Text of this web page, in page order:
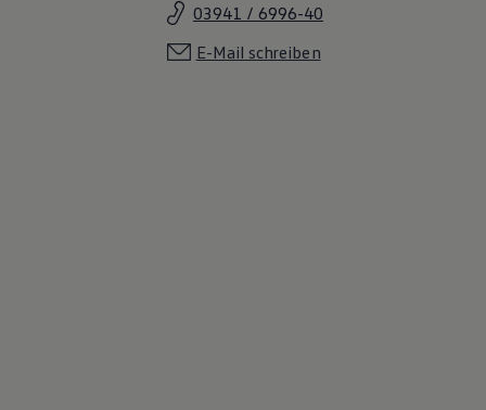
03941 / 6996-40
E-Mail schreiben